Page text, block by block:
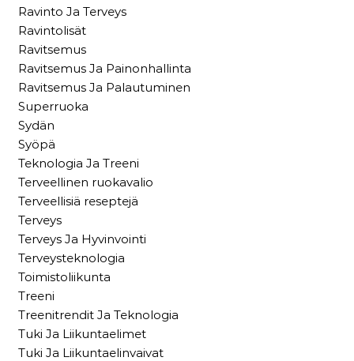
Ravinto Ja Terveys
Ravintolisät
Ravitsemus
Ravitsemus Ja Painonhallinta
Ravitsemus Ja Palautuminen
Superruoka
Sydän
Syöpä
Teknologia Ja Treeni
Terveellinen ruokavalio
Terveellisiä reseptejä
Terveys
Terveys Ja Hyvinvointi
Terveysteknologia
Toimistoliikunta
Treeni
Treenitrendit Ja Teknologia
Tuki Ja Liikuntaelimet
Tuki Ja Liikuntaelinvaivat